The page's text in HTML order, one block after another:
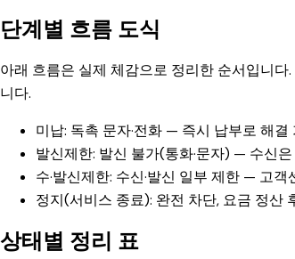
단계별 흐름 도식
아래 흐름은 실제 체감으로 정리한 순서입니
니다.
미납: 독촉 문자·전화 — 즉시 납부로 해결
발신제한: 발신 불가(통화·문자) — 수신
수·발신제한: 수신·발신 일부 제한 — 고객
정지(서비스 종료): 완전 차단, 요금 정산
상태별 정리 표